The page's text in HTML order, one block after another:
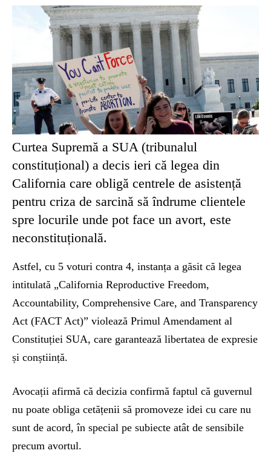
Curtea Supremă a SUA (tribunalul
constituțional) a decis ieri că legea din
California care obligă centrele de asistență
pentru criza de sarcină să îndrume clientele
spre locurile unde pot face un avort, este
neconstituțională.
Astfel, cu 5 voturi contra 4, instanța a găsit că legea
intitulată „California Reproductive Freedom,
Accountability, Comprehensive Care, and Transparency
Act (FACT Act)” violează Primul Amendament al
Constituției SUA, care garantează libertatea de expresie
și conștiință.
Avocații afirmă că decizia confirmă faptul că guvernul
nu poate obliga cetățenii să promoveze idei cu care nu
sunt de acord, în special pe subiecte atât de sensibile
precum avortul.